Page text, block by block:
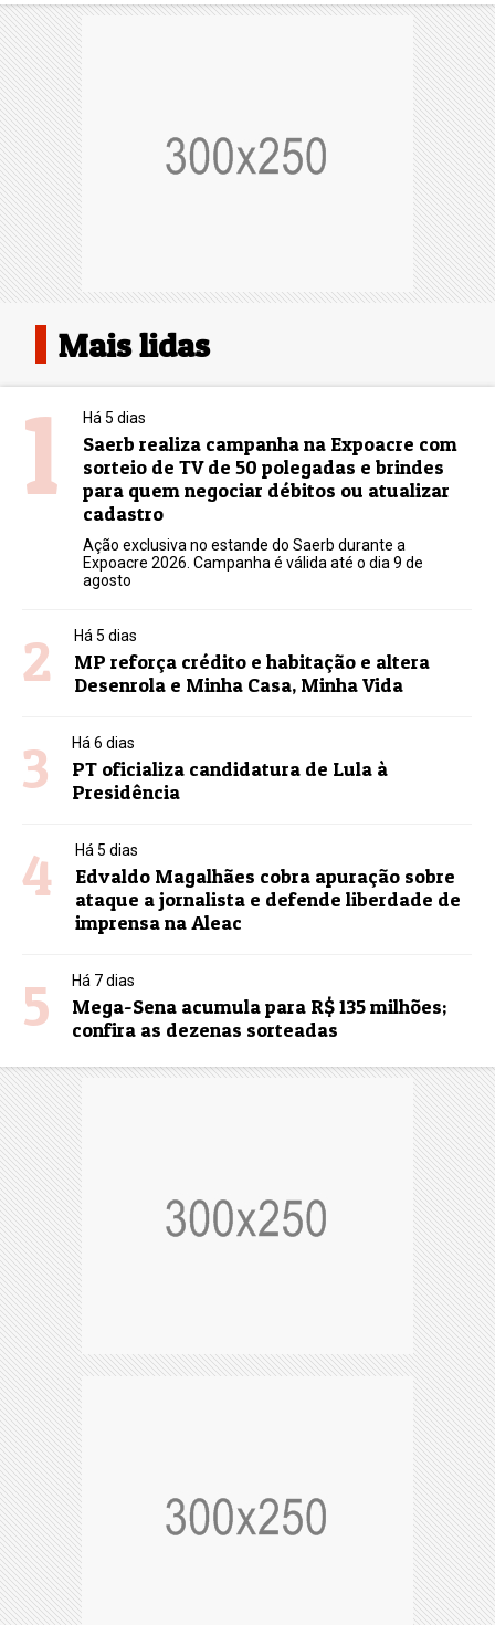
Mais lidas
1 Há 5 dias
Saerb realiza campanha na Expoacre com
sorteio de TV de 50 polegadas e brindes
para quem negociar débitos ou atualizar
cadastro
Ação exclusiva no estande do Saerb durante a
Expoacre 2026. Campanha é válida até o dia 9 de
agosto
2 Há 5 dias
MP reforça crédito e habitação e altera
Desenrola e Minha Casa, Minha Vida
3 Há 6 dias
PT oficializa candidatura de Lula à
Presidência
4 Há 5 dias
Edvaldo Magalhães cobra apuração sobre
ataque a jornalista e defende liberdade de
imprensa na Aleac
5 Há 7 dias
Mega-Sena acumula para R$ 135 milhões;
confira as dezenas sorteadas